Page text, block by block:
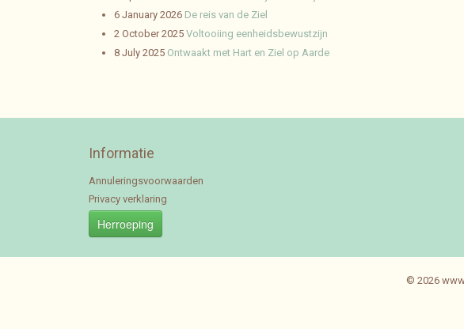
6 January 2026 De reis van de Ziel
2 October 2025 Voltooiing eenheidsbewustzijn
8 July 2025 Ontwaakt met Hart en Ziel op Aarde
Informatie
Annuleringsvoorwaarden
Privacy verklaring
Herroeping
© 2026